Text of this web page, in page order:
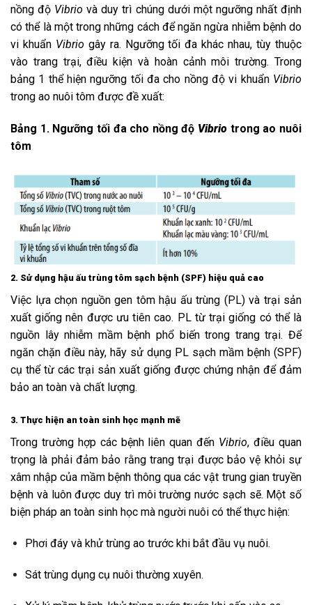
nồng độ Vibriovà duy trì chúng dưới một ngưỡng nhất định
có thể là một trong những cách để ngăn ngừa nhiễm bệnh do
vi khuẩn Vibrio gây ra. Ngưỡng tối đa khác nhau, tùy thuộc
vào trang trại, điều kiện và hoàn cảnh môi trường. Trong
bảng 1 thể hiện ngưỡng tối đa cho nồng độ vi khuẩn Vibrio
trong ao nuôi tôm được đề xuất:
Bảng 1. Ngưỡng tối đa cho nồng độ Vibrio trong ao nuôi
tôm
2. Sử dụng hậu ấu trùng tôm sạch bệnh (SPF) hiệu quả cao
Việc lựa chọn nguồn gen tôm hậu ấu trùng (PL) và trại sản
xuất giống nên được ưu tiên cao. PL từ trại giống có thể là
nguồn lây nhiễm mầm bệnh phổ biến trong trang trại. Để
ngăn chặn điều này, hãy sử dụng PL sạch mầm bệnh (SPF)
cụ thể từ các trại sản xuất giống được chứng nhận để đảm
bảo an toàn và chất lượng.
3. Thực hiện an toàn sinh học mạnh mẽ
Trong trường hợp các bệnh liên quan đến Vibrio, điều quan
trọng là phải đảm bảo rằng trang trại được bảo vệ khỏi sự
xâm nhập của mầm bệnh thông qua các vật trung gian truyền
bệnh và luôn được duy trì môi trường nước sạch sẽ. Một số
biện pháp an toàn sinh học mà người nuôi có thể thực hiện:
Phơi đáy và khử trùng ao trước khi bắt đầu vụ nuôi.
Sát trùng dụng cụ nuôi thường xuyên.